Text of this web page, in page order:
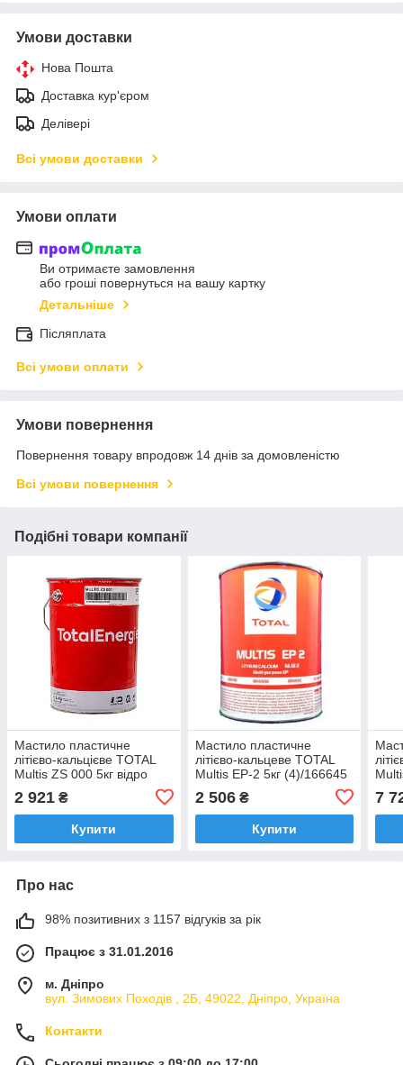
Умови доставки
Нова Пошта
Доставка кур'єром
Делівері
Всі умови доставки
Умови оплати
Ви отримаєте замовлення
або гроші повернуться на вашу картку
Детальніше
Післяплата
Всі умови оплати
Умови повернення
Повернення товару впродовж 14 днів за домовленістю
Всі умови повернення
Подібні товари компанії
Мастило пластичне
літієво-кальцієве TOTAL
Multis ZS 000 5кг відро
2 921 ₴
Купити
Мастило пластичне
літієво-кальцеве TOTAL
Multis EP-2 5кг (4)/166645
2 506₴
Купити
7
Про нас
98% позитивних з 1157 відгуків за рік
Працює з 31.01.2016
м. Дніпро
вул. Зимових Походiв , 2Б, 49022, Дніпро, Україна
Контакти